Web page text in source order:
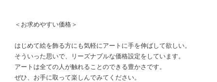
＜お求めやすい価格＞
はじめて絵を飾る方にも気軽にアートに手を伸ばして欲しい。
そういった思いで、リーズナブルな価格設定をしています。
アートは全ての人が触れることのできる豊かさです。
ぜひ、お手に取って楽しんでみてください。